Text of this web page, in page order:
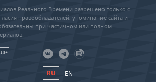
Реального Времени разрешено только с
правообладателей, упоминание сайта и
при частичном или полном
18+
RU EN